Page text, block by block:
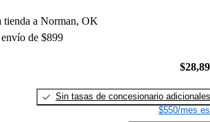
tienda a Norman, OK
de $899
Sin tasas de concesionario adicionales
$550/mes